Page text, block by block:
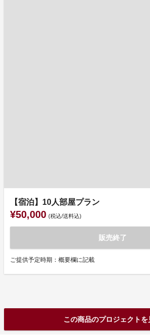
【宿泊】10人部屋プラン
¥50,000 (税込/送料込)
販売終了
ご提供予定時期：概要欄に記載
この商品のプロジェクトを